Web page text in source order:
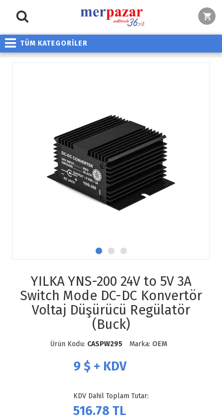
TÜM KATEGORİLER
YILKA YNS-200 24V to 5V 3A
Switch Mode DC-DC Konvertör
Voltaj Düşürücü Regülatör
(Buck)
Ürün Kodu: CASPW295 Marka: OEM
9 $ + KDV
KDV Dahil Toplam Tutar:
516.78 TL